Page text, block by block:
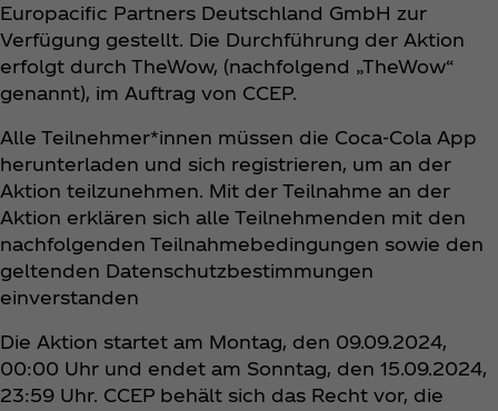
Europacific Partners Deutschland GmbH zur
Verfügung gestellt. Die Durchführung der Aktion
erfolgt durch TheWow, (nachfolgend „TheWow“
genannt), im Auftrag von CCEP.
Alle Teilnehmer*innen müssen die Coca‑Cola App
herunterladen und sich registrieren, um an der
Aktion teilzunehmen. Mit der Teilnahme an der
Aktion erklären sich alle Teilnehmenden mit den
nachfolgenden Teilnahmebedingungen sowie den
geltenden Datenschutzbestimmungen
einverstanden
Die Aktion startet am Montag, den 09.09.2024,
00:00 Uhr und endet am Sonntag, den 15.09.2024,
23:59 Uhr. CCEP behält sich das Recht vor, die